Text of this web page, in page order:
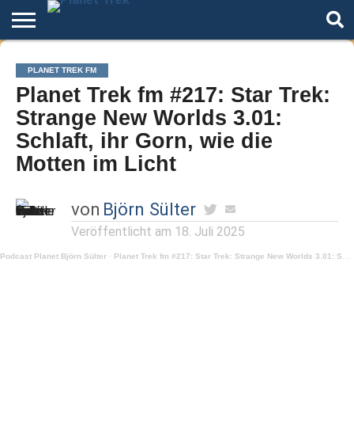
Home
Der
Podcast
Über
Star
Trek
Artikel
Andere
Welten
Autoren
Night
Mode
PLANET TREK FM
Planet Trek fm #217: Star Trek:
Strange New Worlds 3.01:
Schlaft, ihr Gorn, wie die
Motten im Licht
von Björn Sülter
Veröffentlicht am 18. Juli 2025
Podcast Planet Björn Sülter · Planet Trek fm #217: Star Trek: Strange New Worlds 3.01: Schlaft, ihr Gorn, wie die Motten im Licht